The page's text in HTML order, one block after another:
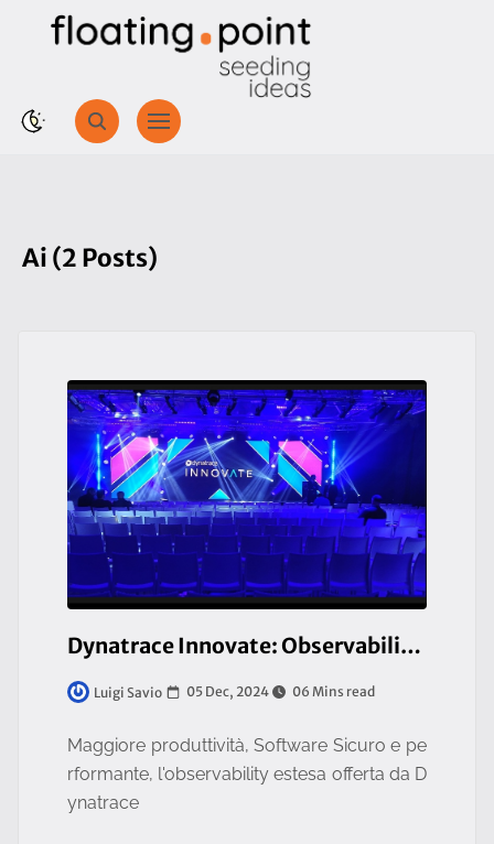
Ai (2 Posts)
Dynatrace Innovate: Observability & Application Security, Mandatory for Business Resilience
Luigi Savio 05 Dec, 2024 06 Mins read
Maggiore produttività, Software Sicuro e pe
rformante, l'observability estesa offerta da D
ynatrace